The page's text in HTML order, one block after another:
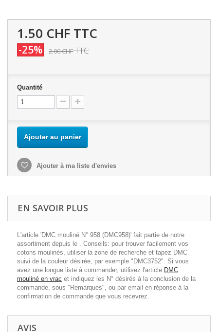
1.50 CHF TTC
-25% 2.00 CHFTTC
Quantité
Ajouter au panier
Ajouter à ma liste d'envies
EN SAVOIR PLUS
L'article 'DMC mouliné N° 958 (DMC958)' fait partie de notre
assortiment depuis le . Conseils: pour trouver facilement vos
cotons moulinés, utiliser la zone de recherche et tapez DMC
suivi de la couleur désirée, par exemple "DMC3752". Si vous
avez une longue liste à commander, utilisez l'article DMC
mouliné en vrac et indiquez les N° désirés à la conclusion de la
commande, sous "Remarques", ou par email en réponse à la
confirmation de commande que vous recevrez.
AVIS